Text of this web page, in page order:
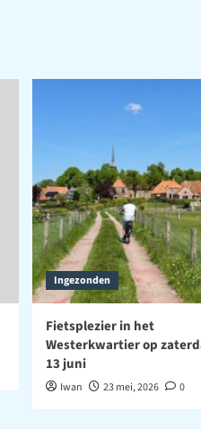
Ingezonden
Fietsplezier in het
Westerkwartier op
13 juni
Iwan 23 mei, 2026 0